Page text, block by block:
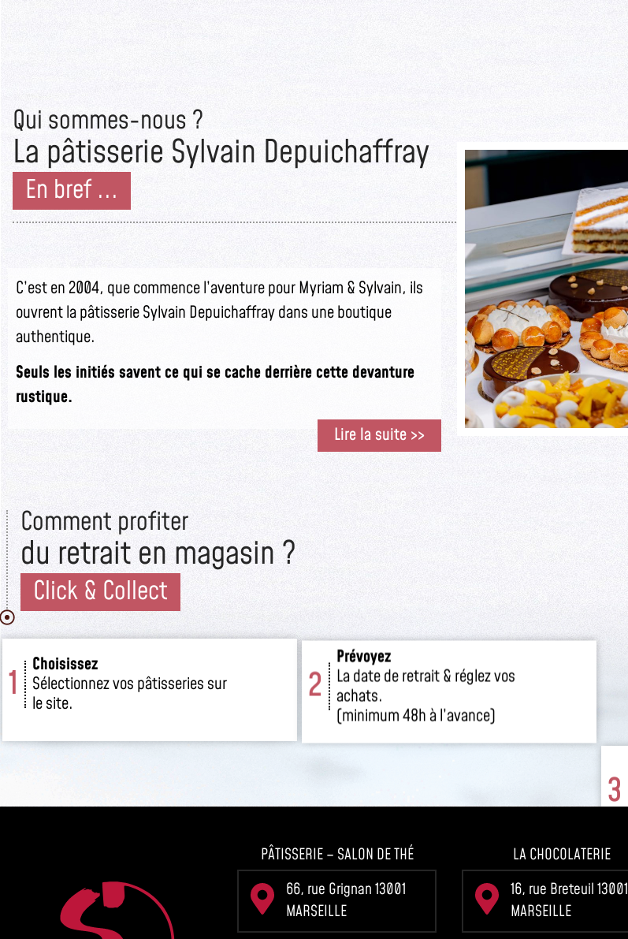
Qui sommes-nous ?
La pâtisserie Sylvain Depuichaffray
En bref ...
C’est en 2004, que commence l’aventure pour Myriam & Sylvain, ils
ouvrent la pâtisserie Sylvain Depuichaffray dans une boutique
authentique.
Seuls les initiés savent ce qui se cache derrière cette devanture
rustique.
Lire la suite >>
Comment profiter
du retrait en magasin ?
Click & Collect
1
Choisissez
Sélectionnez vos pâtisseries sur
le site.
2
Prévoyez
La date de retrait & réglez vos
achats.
(minimum 48h à l’avance)
PÂTISSERIE – SALON DE THÉ
66, rue Grignan 13001
MARSEILLE
LA CHOCOLATERIE
16, rue Breteuil 13001
MARSEILLE